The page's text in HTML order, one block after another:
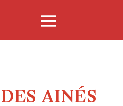
AINÉS